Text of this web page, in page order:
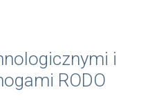
i
RODO